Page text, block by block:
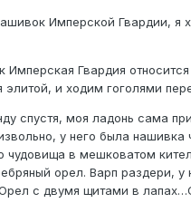
Имперской Гвардии, я
Имперская Гвардия
элитой, и ходим гоголями
спустя, моя ладонь сама
у него была нашивка
чудовища в мешковатом
орел. Варп раздери, у
с двумя щитами в